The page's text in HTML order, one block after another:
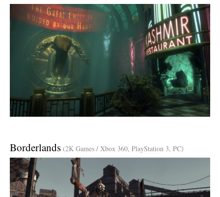
Borderlands (2K Games / Xbox 360, PlayStation 3, PC)